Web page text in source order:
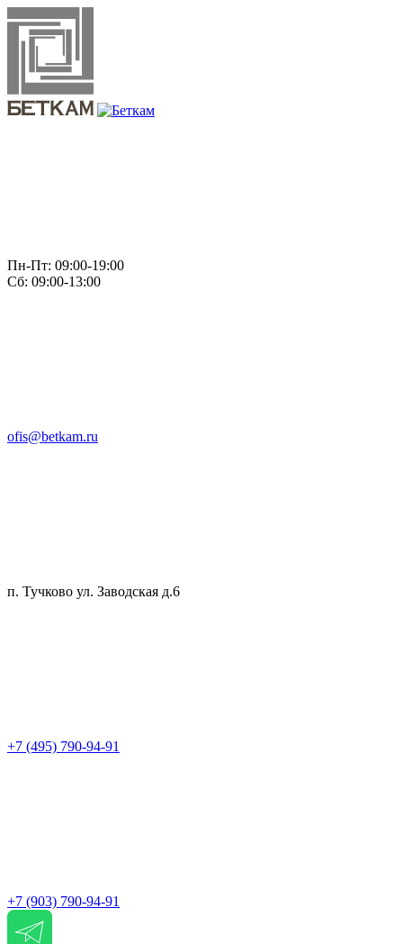
Пн-Пт: 09:00-19:00
Сб: 09:00-13:00
ofis@betkam.ru
п. Тучково ул. Заводская д.6
+7 (495) 790-94-91
+7 (903) 790-94-91